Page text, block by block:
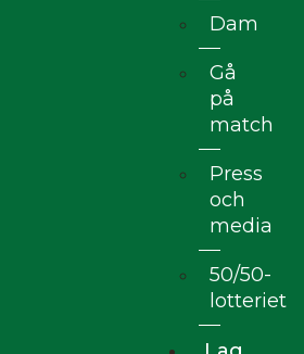
Dam
Gå
på
match
Press
och
media
50/50-
lotteriet